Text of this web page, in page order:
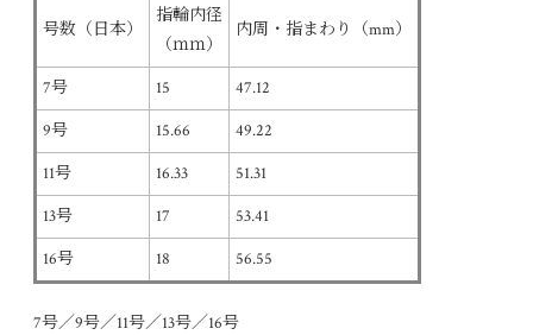
号数（日本）
指輪内径
（ｍｍ）
内周・指まわり（mm）
7号 15
47.12
9号
15.66
49.22
11号
16.33
51.31
13号
17
53.41
16号
18 56.55
7号／9号／11号／13号／16号